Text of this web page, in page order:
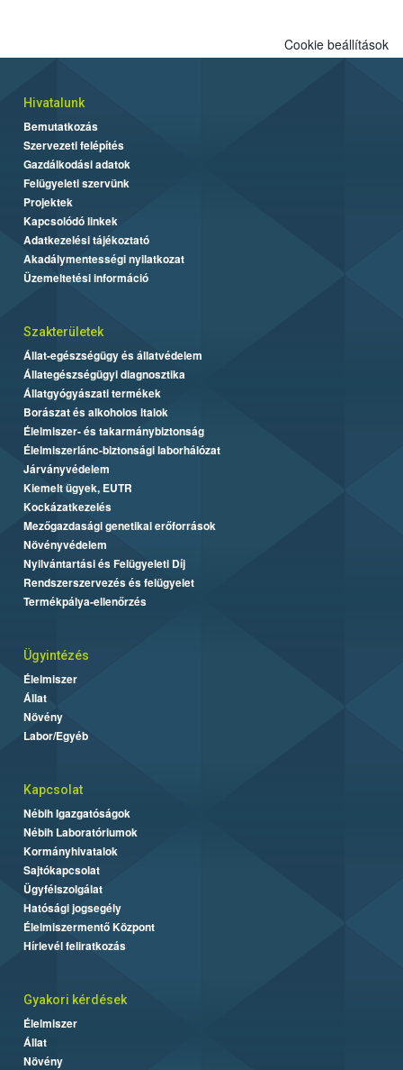
Cookie beállítások
Hivatalunk
Bemutatkozás
Szervezeti felépítés
Gazdálkodási adatok
Felügyeleti szervünk
Projektek
Kapcsolódó linkek
Adatkezelési tájékoztató
Akadálymentességi nyilatkozat
Üzemeltetési információ
Szakterületek
Állat-egészségügy és állatvédelem
Állategészségügyi diagnosztika
Állatgyógyászati termékek
Borászat és alkoholos italok
Élelmiszer- és takarmánybiztonság
Élelmiszerlánc-biztonsági laborhálózat
Járványvédelem
Kiemelt ügyek, EUTR
Kockázatkezelés
Mezőgazdasági genetikai erőforrások
Növényvédelem
Nyilvántartási és Felügyeleti Díj
Rendszerszervezés és felügyelet
Termékpálya-ellenőrzés
Ügyintézés
Élelmiszer
Állat
Növény
Labor/Egyéb
Kapcsolat
Nébih Igazgatóságok
Nébih Laboratóriumok
Kormányhivatalok
Sajtókapcsolat
Ügyfélszolgálat
Hatósági jogsegély
Élelmiszermentő Központ
Hírlevél feliratkozás
Gyakori kérdések
Élelmiszer
Állat
Növény